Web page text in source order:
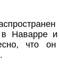
Наварре
что